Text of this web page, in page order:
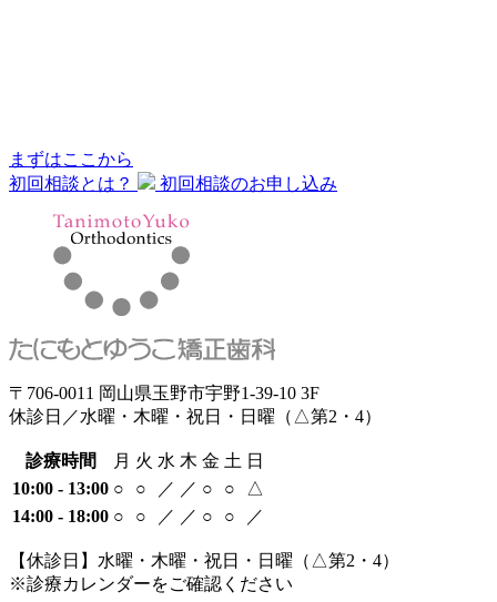
まずはここから
初回相談とは？
初回相談のお申し込み
〒706-0011 岡山県玉野市宇野1-39-10 3F
休診日／水曜・木曜・祝日・日曜（△第2・4）
診療時間 月 火 水 木 金 土 日
10:00 - 13:00 ○ ○ ／ ／ ○ ○
△
14:00 - 18:00 ○ ○ ／ ／ ○ ○ ／
【休診日】水曜・木曜・祝日・日曜（△第2・4）
※診療カレンダーをご確認ください